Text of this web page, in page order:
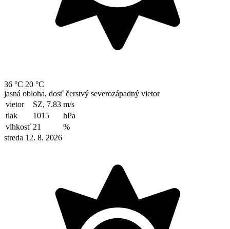
36 °C 20 °C
jasná obloha, dosť čerstvý severozápadný vietor
vietor
SZ, 7.83 m/s
tlak
1015
hPa
vlhkosť 21
%
streda 12. 8. 2026